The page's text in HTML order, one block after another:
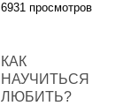
6931 просмотров
КАК
НАУЧИТЬСЯ
ЛЮБИТЬ?